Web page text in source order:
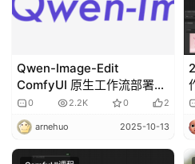
行
讯
A
I
免
Qwen-Image-Edit
ComfyUI 原生工作流部署和
安装
0 2.2K 0 2
arnehuo 2025-10-13